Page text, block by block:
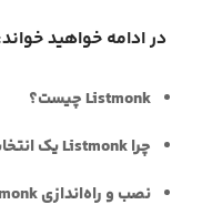
در ادامه خواهید
Listmonk چیست؟
چرا Listmonk یک انتخاب مناسب برای مدیریت ایمیل است؟
نصب و راه‌اندازی Listmonk روی سرور شخصی